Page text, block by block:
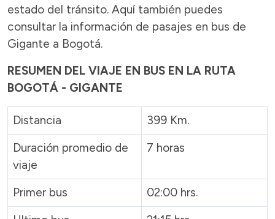
estado del tránsito. Aquí también puedes
consultar la información de pasajes en bus de
Gigante a Bogotá.
RESUMEN DEL VIAJE EN BUS EN LA RUTA
BOGOTÁ - GIGANTE
Distancia
399 Km.
Duración promedio de
viaje
7 horas
Primer bus
02:00 hrs.